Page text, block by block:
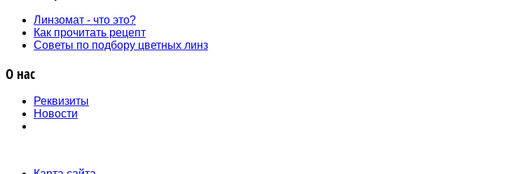
Линзомат - что это?
Как прочитать рецепт
Советы по подбору цветных линз
О нас
Реквизиты
Новости